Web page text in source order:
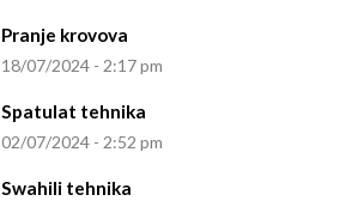
Pranje krovova
18/07/2024 - 2:17 pm
Spatulat tehnika
02/07/2024 - 2:52 pm
Swahili tehnika